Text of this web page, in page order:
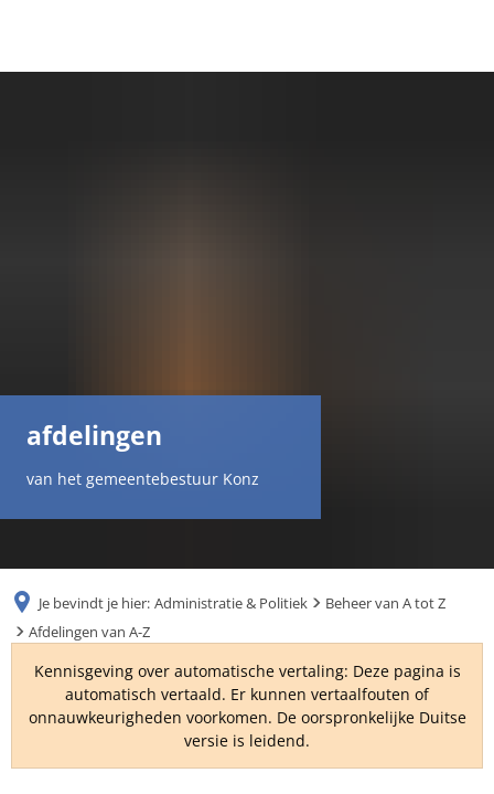
afdelingen
van het gemeentebestuur Konz
Je bevindt je hier: Administratie & Politiek
Beheer van A tot Z
Afdelingen van A-Z
Kennisgeving over automatische vertaling: Deze pagina is
automatisch vertaald. Er kunnen vertaalfouten of
onnauwkeurigheden voorkomen. De oorspronkelijke Duitse
versie is leidend.